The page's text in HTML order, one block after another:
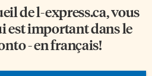
del-express.ca, vous
est important dans le
- en français!